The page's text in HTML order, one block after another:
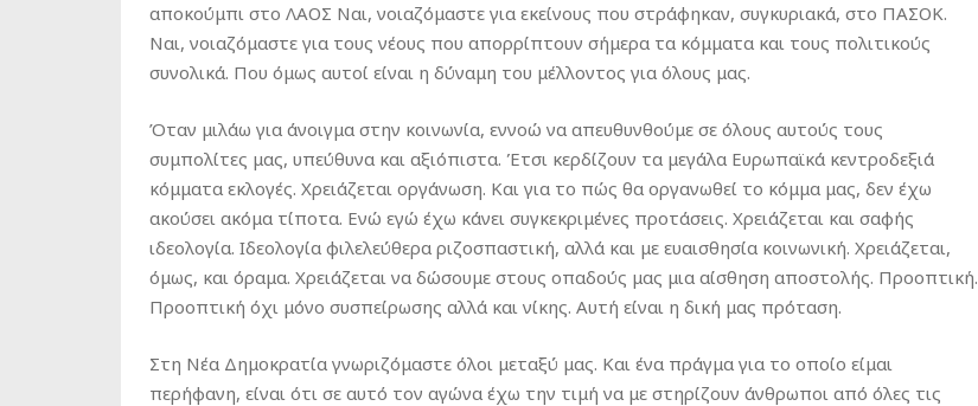
αποκούμπι στο ΛΑΟΣ Ναι, νοιαζόμαστε για εκείνους που στράφηκαν, συγκυριακά, στο ΠΑΣΟΚ.
Ναι, νοιαζόμαστε για τους νέους που απορρίπτουν σήμερα τα κόμματα και τους πολιτικούς
συνολικά. Που όμως αυτοί είναι η δύναμη του μέλλοντος για όλους μας.
Όταν μιλάω για άνοιγμα στην κοινωνία, εννοώ να απευθυνθούμε σε όλους αυτούς τους
συμπολίτες μας, υπεύθυνα και αξιόπιστα. Έτσι κερδίζουν τα μεγάλα Ευρωπαϊκά κεντροδεξιά
κόμματα εκλογές. Χρειάζεται οργάνωση. Και για το πώς θα οργανωθεί το κόμμα μας, δεν έχω
ακούσει ακόμα τίποτα. Ενώ εγώ έχω κάνει συγκεκριμένες προτάσεις. Χρειάζεται και σαφής
ιδεολογία. Ιδεολογία φιλελεύθερα ριζοσπαστική, αλλά και με ευαισθησία κοινωνική. Χρειάζεται,
όμως, και όραμα. Χρειάζεται να δώσουμε στους οπαδούς μας μια αίσθηση αποστολής. Προοπτική.
Προοπτική όχι μόνο συσπείρωσης αλλά και νίκης. Αυτή είναι η δική μας πρόταση.
Στη Νέα Δημοκρατία γνωριζόμαστε όλοι μεταξύ μας. Και ένα πράγμα για το οποίο είμαι
περήφανη, είναι ότι σε αυτό τον αγώνα έχω την τιμή να με στηρίζουν άνθρωποι από όλες τις